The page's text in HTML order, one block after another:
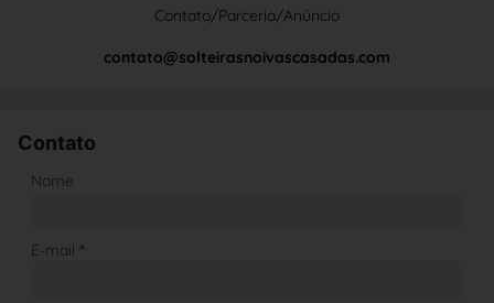
Contato/Parceria/Anúncio
contato@solteirasnoivascasadas.com
Contato
Nome
E-mail *